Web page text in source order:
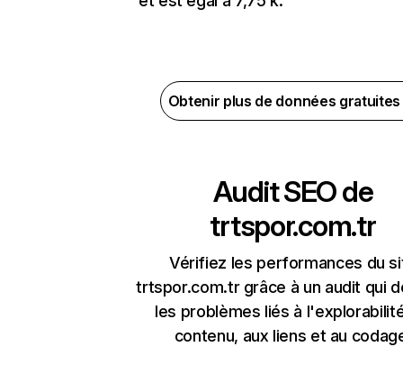
Obtenir plus de données
Audit SEO de
trtspor.com.tr
Vérifiez les performances du
trtspor.com.tr grâce à un audit qui
les problèmes liés à
contenu, aux liens et au